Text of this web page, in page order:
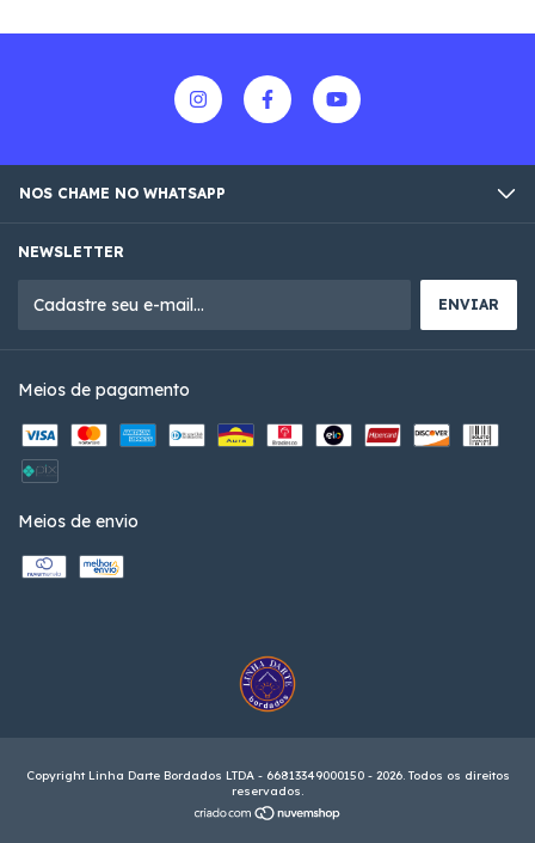
NOS CHAME NO WHATSAPP
NEWSLETTER
Meios de pagamento
Meios de envio
Copyright Linha Darte Bordados LTDA - 66813349000150 - 2026. Todos os direitos
reservados.